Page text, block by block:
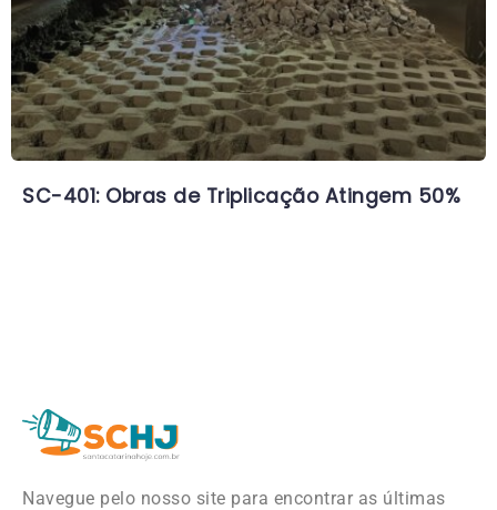
SC-401: Obras de Triplicação Atingem 50%
Navegue pelo nosso site para encontrar as últimas